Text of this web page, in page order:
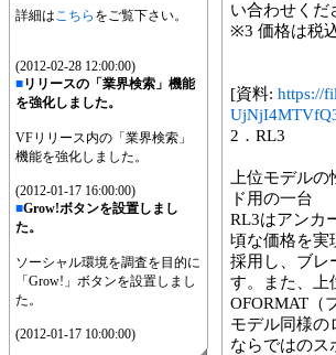
詳細はこちら をご覧下さい。
(2012-02-28 12:00:00)
■リリースの「業界検索」機能
を強化しました。
VFリリース内の「業界検索」
機能を強化しました。
(2012-01-17 16:00:00)
■Grow!ボタンを設置しまし
た。
ソーシャル環境を調査を目的に
「Grow!」ボタンを設置しまし
た。
(2012-01-17 10:00:00)
い合わせくだ
※3 価格は税
[資料: https://
2．RL3
上位モデル
ド用の一台
RL3はアンカ
頃な価格を実
採用し、ブレ
す。また、上
OFORMAT（
モデル同様の
ならではのス